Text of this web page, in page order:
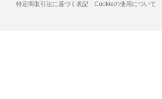
特定商取引法に基づく表記 Cookieの使用について